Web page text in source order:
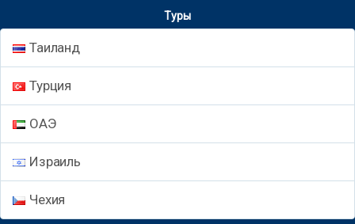
Туры
Таиланд
Турция
ОАЭ
Израиль
Чехия